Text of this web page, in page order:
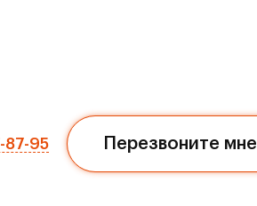
87-95 Перезвоните мне